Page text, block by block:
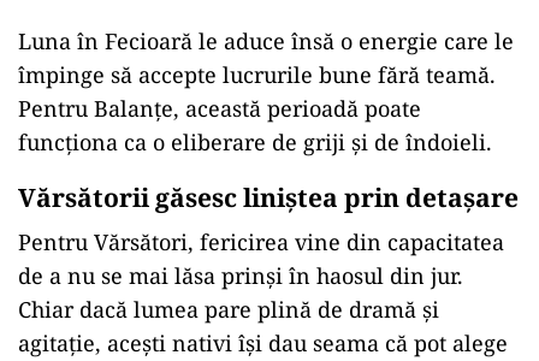
Luna în Fecioară le aduce însă o energie care le
împinge să accepte lucrurile bune fără teamă.
Pentru Balanțe, această perioadă poate
funcționa ca o eliberare de griji și de îndoieli.
Vărsătorii găsesc liniștea prin detașare
Pentru Vărsători, fericirea vine din capacitatea
de a nu se mai lăsa prinși în haosul din jur.
Chiar dacă lumea pare plină de dramă și
agitație, acești nativi își dau seama că pot alege